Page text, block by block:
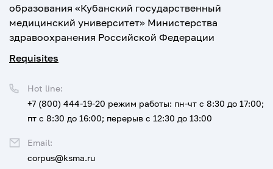
образования «Кубанский государственный
медицинский университет» Министерства
здравоохранения Российской Федерации
Requisites
Hot line:
+7 (800) 444-19-20 режим работы: пн-чт с 8:30 до 17:00;
пт с 8:30 до 16:00; перерыв с 12:30 до 13:00
Email:
corpus@ksma.ru